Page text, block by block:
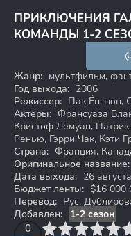
ПРИКЛЮЧЕНИЯ
КОМАНДЫ 1-2
5.8
Жанр: мультфильм,
Год выхода: 2006
Режиссер: Пак Ён-гюн,
Актеры: Франсуаза
Кристоф Лемуан,
Ренью, Гэрри Чак, Кэти
Страна: Франция,
Оригинальное название:
Дата выхода: 26
Бюджет ленты: $16 000
Перевод: Рус.
Добавлен:
1-2 сезон
0
4 6 7 8 9 10